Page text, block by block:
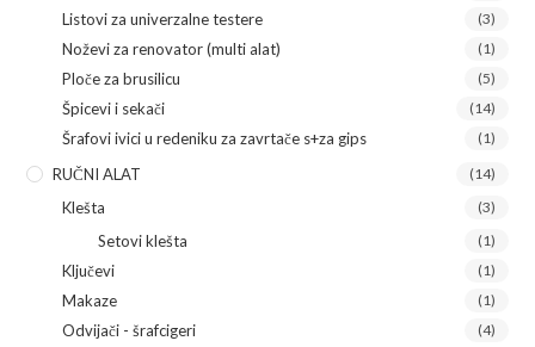
Listovi za univerzalne testere (3)
Noževi za renovator (multi alat) (1)
Ploče za brusilicu (5)
Špicevi i sekači (14)
Šrafovi ivici u redeniku za zavrtače s+za gips (1)
RUČNI ALAT (14)
Klešta (3)
Setovi klešta (1)
Ključevi (1)
Makaze (1)
Odvijači - šrafcigeri (4)